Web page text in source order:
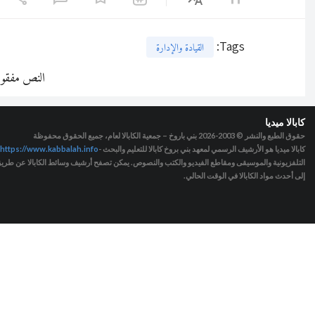
Tags
: القيادة والإدارة
النص
كابالا ميديا
حقوق الطبع والنشر © 2003-2026
بني باروخ – جمعية الكابالا لعام، جميع الحقوق محفوظة
كابالا ميديا هو الأرشيف الرسمي لمعهد بني بروخ كابالا للتعليم والبحث -https://www.kabbalah.info
التلفزيونية والموسيقى ومقاطع الفيديو والكتب والنصوص. يمكن تصفح أرشيف وسائط الكابالا عن
إلى أحدث مواد الكابالا في الوقت الحالي.